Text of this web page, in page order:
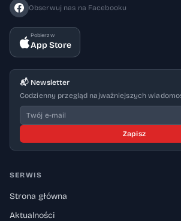
Obserwuj nas na Facebooku
Pobierz w
App Store
📬 Newsletter
Codzienny przegląd najważniejszych
Zapisz
SERWIS
Strona główna
Aktualności